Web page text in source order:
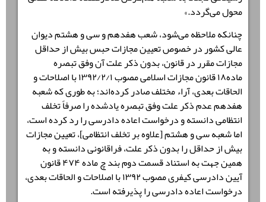
محول می‌گردد.»
چنانکه ملاحظه می‌شود، شعب هفدهم و سی و هشتم دیوان
عالی کشور در خصوص تعیین مجازات حبس بیش از حداقل
مجازات مقرر در قانون، بدون ذکر علت آن وفق تبصره
ماده۱۸ قانون مجازات اسلامی مصوب ۱۳۹۲/۲/۱ با اصلاحات و
الحاقات بعدی، آراء مختلف صادر کرده‌اند؛ به طوری که شعبه
هفدهم عدم ذکر علت وفق تبصره یادشده را صرفاً تخلف
انتظامی دانسته و درخواست اعاده دادرسی را رد کرده است،
اما شعبه سی و هشتم [علاوه بر تخلف انتظامی]، تعیین مجازات
بیش از حداقل را بدون ذکر علت، فراقانونی دانسته و به
همین جهت به استناد قسمت دوم بند چ ماده ۴۷۴ قانون
آیین دادرسی کیفری مصوب ۱۳۹۲ با اصلاحات و الحاقات بعدی،
درخواست اعاده دادرسی را پذیرفته است.